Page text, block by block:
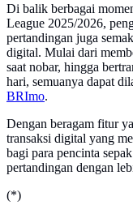
Di balik berbagai
League 2025/2026,
pertandingan juga
digital. Mulai dari
saat nobar, hingga
hari, semuanya dapat
BRImo.
Dengan beragam fitur
transaksi digital yang
bagi para pencinta
pertandingan dengan
(*)